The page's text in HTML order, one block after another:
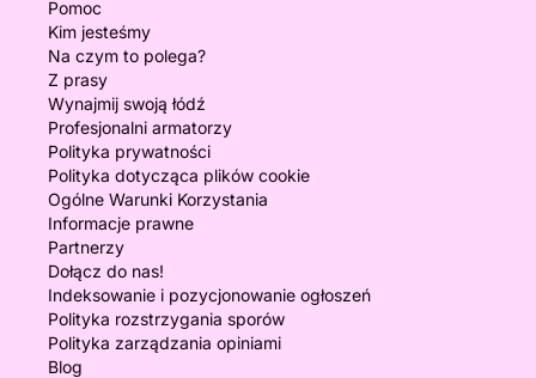
Pomoc
Kim jesteśmy
Na czym to polega?
Z prasy
Wynajmij swoją łódź
Profesjonalni armatorzy
Polityka prywatności
Polityka dotycząca plików cookie
Ogólne Warunki Korzystania
Informacje prawne
Partnerzy
Dołącz do nas!
Indeksowanie i pozycjonowanie ogłoszeń
Polityka rozstrzygania sporów
Polityka zarządzania opiniami
Blog